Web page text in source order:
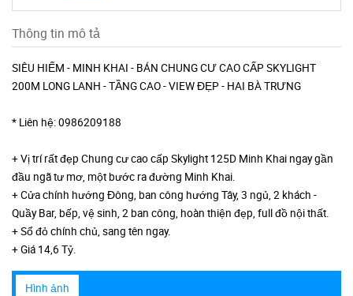
Thông tin mô tả
SIÊU HIẾM - MINH KHAI - BÁN CHUNG CƯ CAO CẤP SKYLIGHT
200M LONG LANH - TẦNG CAO - VIEW ĐẸP - HAI BÀ TRƯNG
* Liên hệ: 0986209188
+ Vị trí rất đẹp Chung cư cao cấp Skylight 125D Minh Khai ngay gần
đầu ngã tư mơ, một bước ra đường Minh Khai.
+ Cửa chính hướng Đông, ban công hướng Tây, 3 ngủ, 2 khách -
Quầy Bar, bếp, vệ sinh, 2 ban công, hoàn thiện đẹp, full đồ nội thất.
+ Sổ đỏ chính chủ, sang tên ngay.
+ Giá 14,6 Tỷ.
Hình ảnh